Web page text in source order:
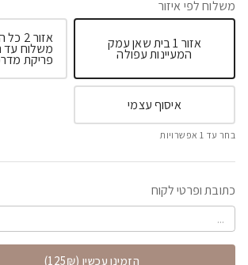
משלוח לפי איזור
אזור 1 בית שאן עמק
המעיינות עפולה
אזור
משלוח עד
פריקת
איסוף עצמי
בחר עד 1 אפשרויות
כתובת ופרטי לקוח
הזמינו עכשיו (125₪)